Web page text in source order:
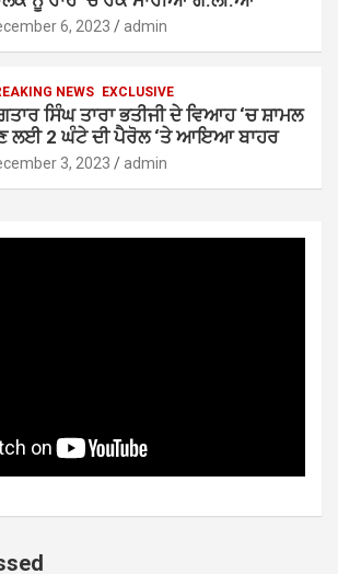
6, 2023 admin
NEWS EXCLUSIVE
ਸਿੰਘ ਤਾਰਾ ਭਤੀਜੀ ਦੇ ਵਿਆਹ ‘ਚ ਸ਼ਾਮਲ
ਲਈ 2 ਘੰਟੇ ਦੀ ਪੈਰੋਲ ‘ਤੇ ਆਇਆ ਬਾਹਰ
3, 2023 admin